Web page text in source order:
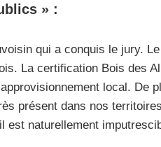
» :
qui a conquis le jury.
La certification Bois des
local. De
présent dans nos
est naturellement